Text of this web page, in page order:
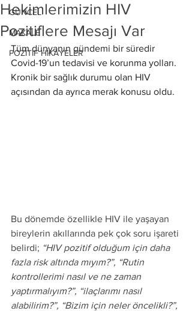
GÜNCEL
MAKALE
POZİTİF HİKAYELER
Hekimlerimizin HIV
Pozitiflere Mesajı Var
Tüm dünyanın gündemi bir süredir
Covid-19’un tedavisi ve korunma yolları.
Kronik bir sağlık durumu olan HIV
açısından da ayrıca merak konusu oldu.
Bu dönemde özellikle HIV ile yaşayan
bireylerin akıllarında pek çok soru işareti
belirdi; “HIV pozitif olduğum için daha
fazla risk altında mıyım?”, “Rutin
kontrollerimi nasıl ve ne zaman
yaptırmalıyım?”, “ilaçlarımı nasıl
alabilirim?”, “Bizim için neler öncelikli?”,